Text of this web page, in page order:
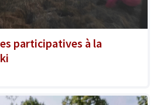
participatives à la